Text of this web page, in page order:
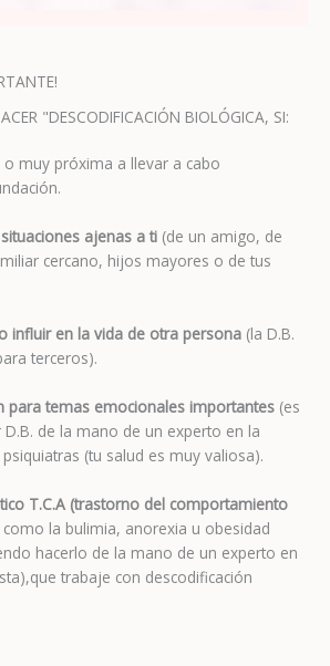
"DESCODIFICACIÓN BIOLÓGICA, SI:
o muy próxima a llevar a cabo
ajenas a ti (de un amigo, de
cercano, hijos mayores o de tus
influir en la vida de otra persona (la D.B.
terceros).
para temas emocionales importantes (es
de la mano de un experto en la
(tu salud es muy valiosa).
T.C.A (trastorno del comportamiento
como la bulimia, anorexia u obesidad
hacerlo de la mano de un experto en
trabaje con descodificación